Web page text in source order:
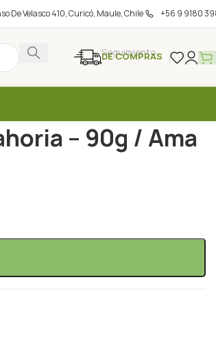
De Velasco 410, Curicó, Maule, Chile +56 9 9180
Seguimiento
DE COMPRAS
– 90g / Ama